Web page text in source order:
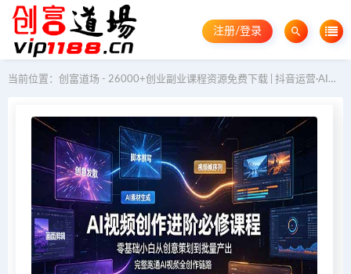
注册/登录
当前位置： 创富道场 - 26000+创业副业课程资源免费下载 | 抖音运营·AI教程·GEO优化